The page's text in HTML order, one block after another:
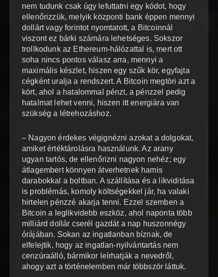
nem tudunk csak úgy lefuttatni egy kódot, hogy
ellenőrizzük, melyik központi bank éppen mennyi
dollárt vagy forintot nyomtatott, a Bitcoinnál
viszont ez bárki számára lehetséges. Sokszor
trollkodunk az Ethereum-hálózattal is, mert ott
soha nincs pontos válasz arra, mennyi a
maximális készlet, hiszen egy szűk kör, egyfajta
cégként uralja a rendszert. A Bitcoin megtöri azt a
kört, ahol a hatalommal pénzt, a pénzzel pedig
hatalmat lehet venni, hiszen itt energiára van
szükség a létrehozáshoz.
– Nagyon érdekes végignézni azokat a dolgokat,
amiket értéktárolásra használunk. Az arany
ugyan tartós, de ellenőrizni nagyon nehéz; egy
átlagembert könnyen átverhetnek hamis
darabokkal a boltban. A szállítása és a likviditása
is problémás, komoly költségekkel jár, ha valaki
hirtelen pénzzé akarja tenni. Ezzel szemben a
Bitcoin a leglikvidebb eszköz, ahol naponta több
milliárd dollár cserél gazdát a nap huszonnégy
órájában. Sokan az ingatlanban bíznak, de
elfelejtik, hogy az ingatlan-nyilvántartás nem
cenzúraálló, bármikor leírhatják a nevedről,
ahogy azt a történelemben már többször láttuk.